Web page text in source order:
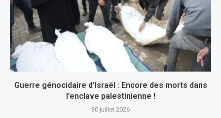
Guerre génocidaire d’Israël : Encore des morts dans
l’enclave palestinienne !
30 juillet 2026